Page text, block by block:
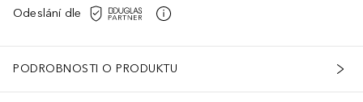
Odeslání dle
PODROBNOSTI O PRODUKTU